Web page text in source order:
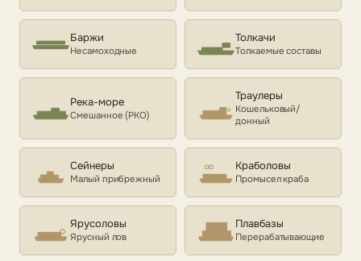
Баржи
Несамоходные
Толкачи
Толкаемые составы
Река-море
Смешанное (РКО)
Траулеры
Кошельковый/
донный
Сейнеры
Малый прибрежный
Краболовы
Промысел краба
Ярусоловы
Ярусный лов
Плавбазы
Перерабатывающие